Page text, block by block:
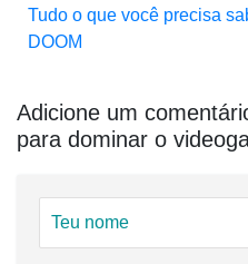
Tudo o que você precisa
DOOM
Adicione um
para dominar o